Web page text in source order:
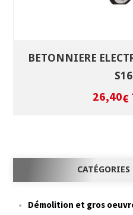
BETONNIERE
26,40€
Démolition et gros